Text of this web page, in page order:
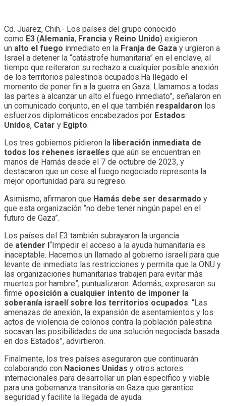
Cd. Juarez, Chih.- Los países del grupo conocido
como E3 (Alemania, Francia y Reino Unido) exigieron
un alto el fuego inmediato en la Franja de Gaza y urgieron a
Israel a detener la “catástrofe humanitaria” en el enclave, al
tiempo que reiteraron su rechazo a cualquier posible anexión
de los territorios palestinos ocupados.Ha llegado el
momento de poner fin a la guerra en Gaza. Llamamos a todas
las partes a alcanzar un alto el fuego inmediato”, señalaron en
un comunicado conjunto, en el que también respaldaron los
esfuerzos diplomáticos encabezados por Estados
Unidos, Catar y Egipto.
Los tres gobiernos pidieron la liberación inmediata de
todos los rehenes israelíes que aún se encuentran en
manos de Hamás desde el 7 de octubre de 2023, y
destacaron que un cese al fuego negociado representa la
mejor oportunidad para su regreso.
Asimismo, afirmaron que Hamás debe ser desarmado y
que esta organización “no debe tener ningún papel en el
futuro de Gaza”.
Los países del E3 también subrayaron la urgencia
de atender l“Impedir el acceso a la ayuda humanitaria es
inaceptable. Hacemos un llamado al gobierno israelí para que
levante de inmediato las restricciones y permita que la ONU y
las organizaciones humanitarias trabajen para evitar más
muertes por hambre”, puntualizaron. Además, expresaron su
firme oposición a cualquier intento de imponer la
soberanía israelí sobre los territorios ocupados. “Las
amenazas de anexión, la expansión de asentamientos y los
actos de violencia de colonos contra la población palestina
socavan las posibilidades de una solución negociada basada
en dos Estados”, advirtieron.
Finalmente, los tres países aseguraron que continuarán
colaborando con Naciones Unidas y otros actores
internacionales para desarrollar un plan específico y viable
para una gobernanza transitoria en Gaza que garantice
seguridad y facilite la llegada de ayuda.